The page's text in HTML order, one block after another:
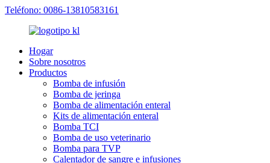
Teléfono: 0086-13810583161
Hogar
Sobre nosotros
Productos
Bomba de infusión
Bomba de jeringa
Bomba de alimentación enteral
Kits de alimentación enteral
Bomba TCI
Bomba de uso veterinario
Bomba para TVP
Calentador de sangre e infusiones